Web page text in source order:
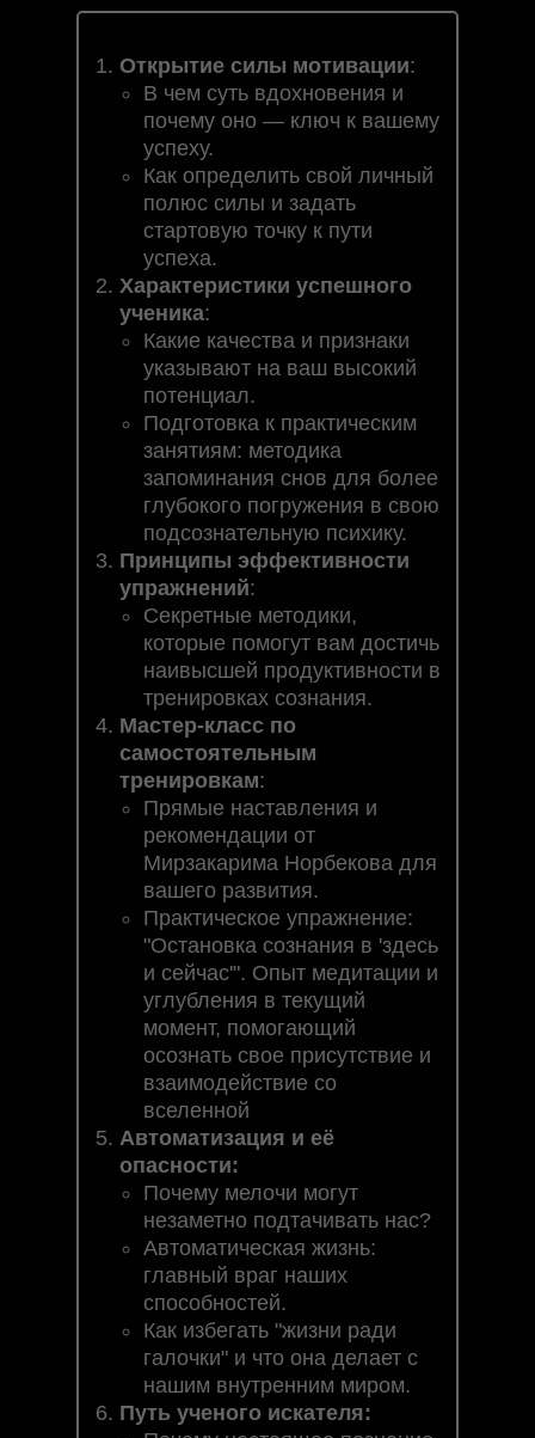
Открытие силы мотивации:
В чем суть вдохновения и
почему оно — ключ к вашему
успеху.
Как определить свой личный
полюс силы и задать
стартовую точку к пути
успеха.
Характеристики успешного
ученика:
Какие качества и признаки
указывают на ваш высокий
потенциал.
Подготовка к практическим
занятиям: методика
запоминания снов для более
глубокого погружения в свою
подсознательную психику.
Принципы эффективности
упражнений:
Секретные методики,
которые помогут вам достичь
наивысшей продуктивности в
тренировках сознания.
Мастер-класс по
самостоятельным
тренировкам:
Прямые наставления и
рекомендации от
Мирзакарима Норбекова для
вашего развития.
Практическое упражнение:
"Остановка сознания в 'здесь
и сейчас'". Опыт медитации и
углубления в текущий
момент, помогающий
осознать свое присутствие и
взаимодействие со
вселенной
Автоматизация и её
опасности:
Почему мелочи могут
незаметно подтачивать нас?
Автоматическая жизнь:
главный враг наших
способностей.
Как избегать "жизни ради
галочки" и что она делает с
нашим внутренним миром.
Путь ученого искателя: